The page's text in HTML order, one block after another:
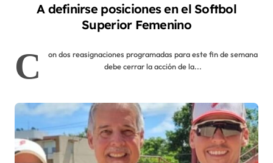
A definirse posiciones en el Softbol
Superior Femenino
C
on dos reasignaciones programadas para este fin de semana
debe cerrar la acción de la...